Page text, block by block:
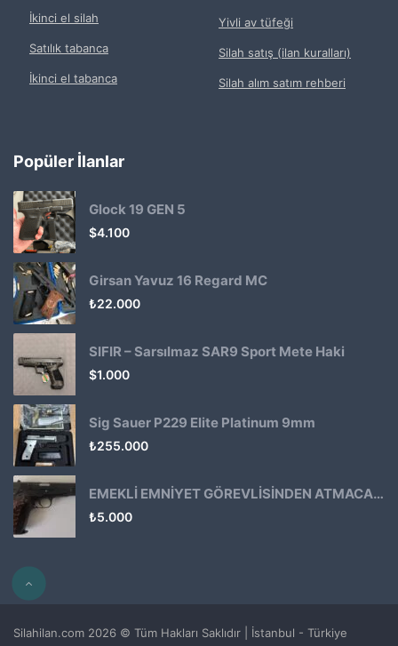
İkinci el silah
Satılık tabanca
İkinci el tabanca
Yivli av tüfeği
Silah satış (ilan kuralları)
Silah alım satım rehberi
Popüler İlanlar
Glock 19 GEN 5
$4.100
Girsan Yavuz 16 Regard MC
₺22.000
SIFIR – Sarsılmaz SAR9 Sport Mete Haki
$1.000
Sig Sauer P229 Elite Platinum 9mm
₺255.000
EMEKLİ EMNİYET GÖREVLİSİNDEN ATMACA 53 KLASİK14
₺5.000
Silahilan.com 2026 © Tüm Hakları Saklıdır | İstanbul - Türkiye